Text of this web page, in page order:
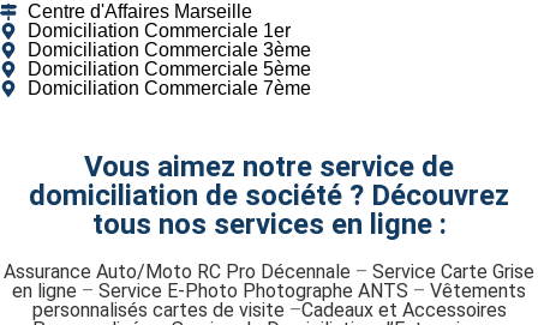
Centre d'Affaires Marseille
Domiciliation Commerciale 1er
Domiciliation Commerciale 3ème
Domiciliation Commerciale 5ème
Domiciliation Commerciale 7ème
Vous aimez notre service de
domiciliation de société ? Découvrez
tous nos services en ligne :
Assurance Auto/Moto RC Pro Décennale – Service Carte Grise
en ligne – Service E-Photo Photographe ANTS – Vêtements
personnalisés cartes de visite –Cadeaux et Accessoires